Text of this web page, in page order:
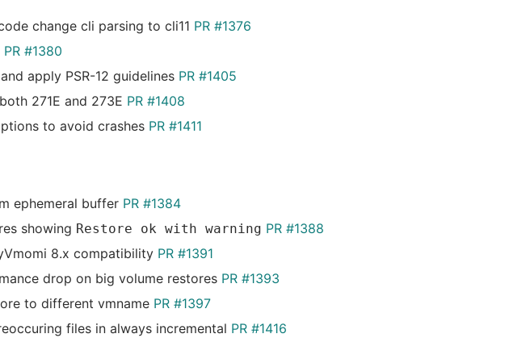
change cli parsing to cli11 PR #1376
PR #1380
apply PSR-12 guidelines PR #1405
271E and 273E PR #1408
to avoid crashes PR #1411
ephemeral buffer PR #1384
showing Restore ok with warning PR #1388
8.x compatibility PR #1391
drop on big volume restores PR #1393
to different vmname PR #1397
files in always incremental PR #1416